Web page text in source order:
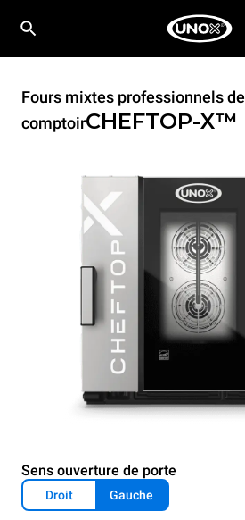
Fours mixtes professionnels de
comptoirCHEFTOP-X™
Sens ouverture de porte
Droit Gauche